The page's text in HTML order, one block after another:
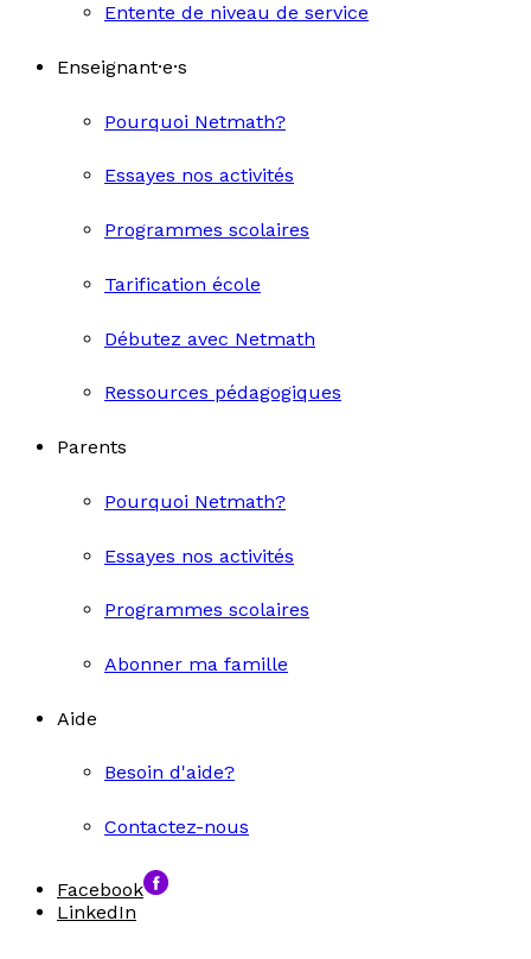
Entente de niveau de service
Enseignant·e·s
Pourquoi Netmath?
Essayes nos activités
Programmes scolaires
Tarification école
Débutez avec Netmath
Ressources pédagogiques
Parents
Pourquoi Netmath?
Essayes nos activités
Programmes scolaires
Abonner ma famille
Aide
Besoin d'aide?
Contactez-nous
Facebook
LinkedIn